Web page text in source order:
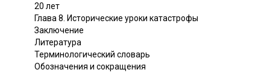
20 лет
Глава 8. Исторические уроки катастрофы
Заключение
Литература
Терминологический словарь
Обозначения и сокращения